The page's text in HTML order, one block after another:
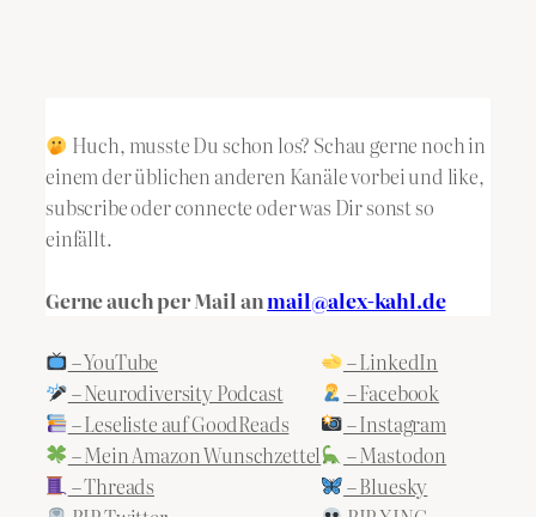
Huch, musste Du schon los? Schau gerne noch in
einem der üblichen anderen Kanäle vorbei und like,
subscribe oder connecte oder was Dir sonst so
einfällt.
Gerne auch per Mail anmail@alex-kahl.de
– YouTube
– Neurodiversity Podcast
– Leseliste auf GoodReads
– Mein Amazon Wunschzettel
– Threads
– LinkedIn
– Facebook
– Instagram
– Mastodon
– Bluesky